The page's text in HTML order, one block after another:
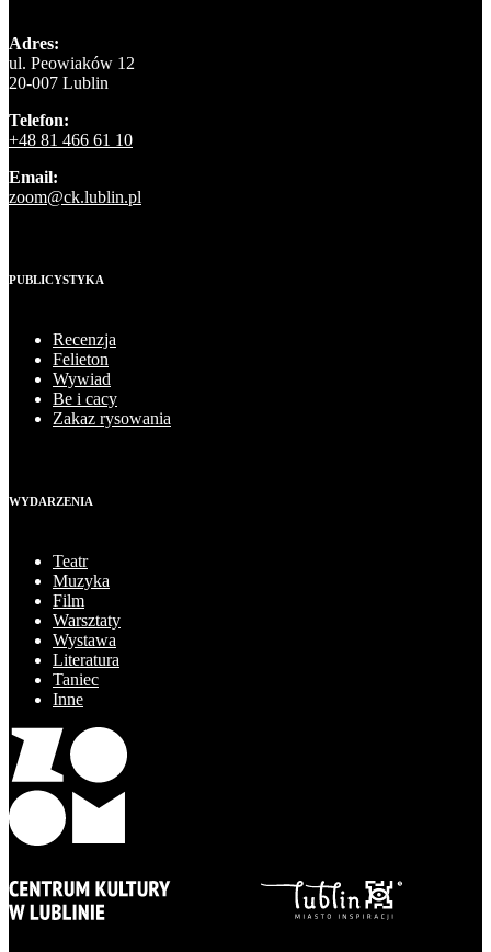
Adres:
ul. Peowiaków 12
20-007 Lublin
Telefon:
+48 81 466 61 10
Email:
zoom@ck.lublin.pl
PUBLICYSTYKA
Recenzja
Felieton
Wywiad
Be i cacy
Zakaz rysowania
WYDARZENIA
Teatr
Muzyka
Film
Warsztaty
Wystawa
Literatura
Taniec
Inne